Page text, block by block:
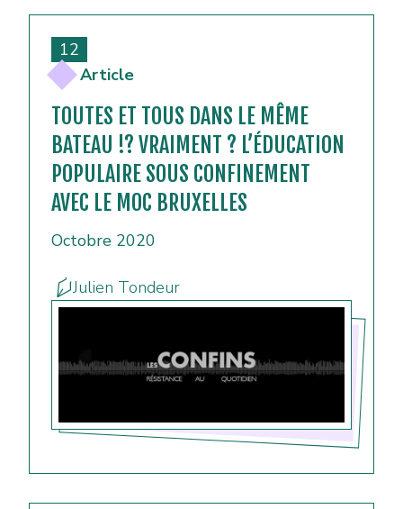
Article
TOUTES ET TOUS DANS LE MÊME
BATEAU !? VRAIMENT ? L’ÉDUCATION
POPULAIRE SOUS CONFINEMENT
AVEC LE MOC BRUXELLES
Octobre 2020
Julien Tondeur
12